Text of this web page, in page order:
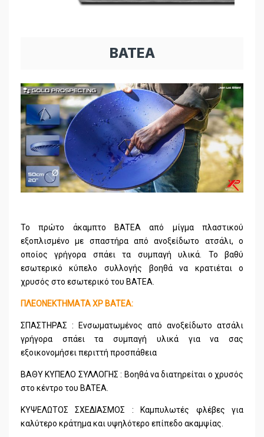
BATEA
To πρώτο άκαμπτο BATEA από μίγμα πλαστικού
εξοπλισμένο με σπαστήρα από ανοξείδωτο ατσάλι, ο
οποίος γρήγορα σπάει τα συμπαγή υλικά. Το βαθύ
εσωτερικό κύπελο συλλογής βοηθά να κρατιέται ο
χρυσός στο εσωτερικό του BATEA.
ΠΛΕΟΝΕΚΤΗΜΑΤΑ XP BATEA:
ΣΠΑΣΤΗΡΑΣ : Ενσωματωμένος από ανοξείδωτο ατσάλι
γρήγορα σπάει τα συμπαγή υλικά για να σας
εξοικονομήσει περιττή προσπάθεια
ΒΑΘΥ ΚΥΠΕΛΟ ΣΥΛΛΟΓΗΣ : Βοηθά να διατηρείται ο χρυσός
στο κέντρο του BATEA.
ΚΥΨΕΛΩΤΟΣ ΣΧΕΔΙΑΣΜΟΣ : Καμπυλωτές φλέβες για
καλύτερο κράτημα και υψηλότερο επίπεδο ακαμψίας.